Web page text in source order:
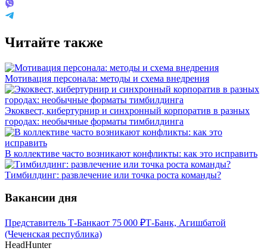
Читайте также
Мотивация персонала: методы и схема внедрения
Экоквест, кибертурнир и синхронный корпоратив в разных
городах: необычные форматы тимбилдинга
В коллективе часто возникают конфликты: как это исправить
Тимбилдинг: развлечение или точка роста команды?
Вакансии дня
Представитель Т-Банкаот 75 000 ₽Т-Банк, Агишбатой
(Чеченская республика)
HeadHunter